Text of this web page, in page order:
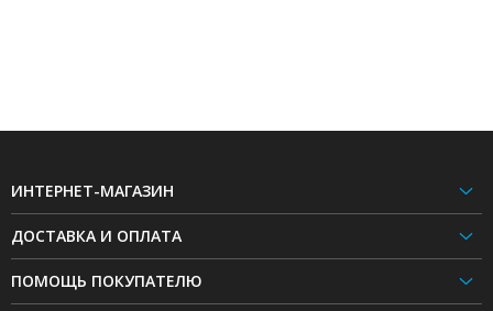
ИНТЕРНЕТ-МАГАЗИН
ДОСТАВКА И ОПЛАТА
ПОМОЩЬ ПОКУПАТЕЛЮ